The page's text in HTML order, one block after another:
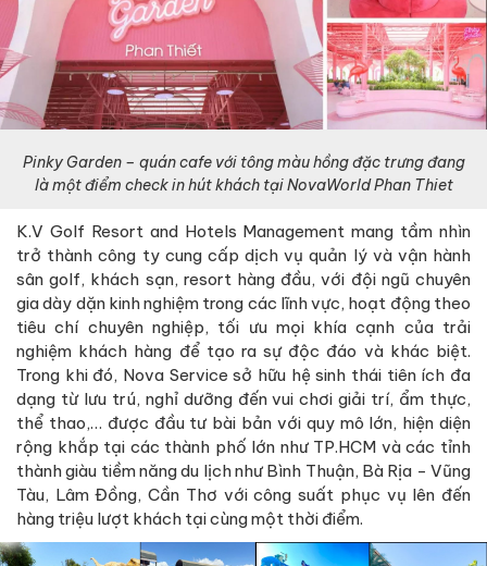
Pinky Garden – quán cafe với tông màu hồng đặc trưng đang
là một điểm check in hút khách tại NovaWorld Phan Thiet
K.V Golf Resort and Hotels Management mang tầm nhìn
trở thành công ty cung cấp dịch vụ quản lý và vận hành
sân golf, khách sạn, resort hàng đầu, với đội ngũ chuyên
gia dày dặn kinh nghiệm trong các lĩnh vực, hoạt động theo
tiêu chí chuyên nghiệp, tối ưu mọi khía cạnh của trải
nghiệm khách hàng để tạo ra sự độc đáo và khác biệt.
Trong khi đó, Nova Service sở hữu hệ sinh thái tiên ích đa
dạng từ lưu trú, nghỉ dưỡng đến vui chơi giải trí, ẩm thực,
thể thao,… được đầu tư bài bản với quy mô lớn, hiện diện
rộng khắp tại các thành phố lớn như TP.HCM và các tỉnh
thành giàu tiềm năng du lịch như Bình Thuận, Bà Rịa - Vũng
Tàu, Lâm Đồng, Cần Thơ với công suất phục vụ lên đến
hàng triệu lượt khách tại cùng một thời điểm.